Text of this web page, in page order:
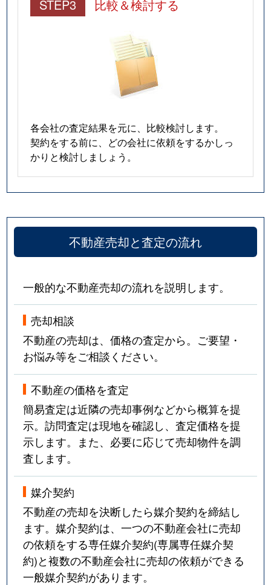
STEP3 比較＆検討する
各会社の査定結果を元に、比較検討します。
契約をする前に、どの会社に依頼をするかしっ
かりと検討しましょう。
不動産売却と査定の流れ
一般的な不動産売却の流れを説明します。
売却相談
不動産の売却は、価格の査定から。ご要望・
お悩み等をご相談ください。
不動産の価格を査定
簡易査定は近隣の売却事例などから概算を提
示。訪問査定は現地を確認し、査定価格を提
示します。また、必要に応じて売却物件を調
査します。
媒介契約
不動産の売却を決断したら媒介契約を締結し
ます。媒介契約は、一つの不動産会社に売却
の依頼をする専任媒介契約(専属専任媒介契
約)と複数の不動産会社に売却の依頼ができる
一般媒介契約があります。